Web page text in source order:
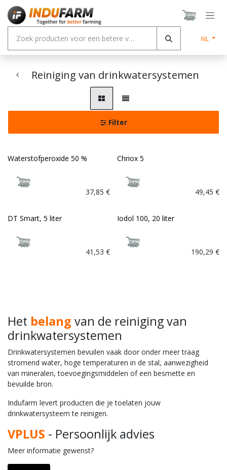
Overslaan naar inhoud
NL
Reiniging van drinkwatersystemen
Filter
Waterstofperoxide 50 %
37,85 €
Bio
Chriox 5
49,45 €
DT Smart, 5 liter
41,53 €
Iodol 100, 20 liter
190,29 €
Het belang van de reiniging van
drinkwatersystemen
Drinkwatersystemen bevuilen vaak door onder meer traag
stromend water, hoge temperaturen in de stal, aanwezigheid
van mineralen, toevoegingsmiddelen of een besmette en
bevuilde bron.
Indufarm levert producten die je toelaten jouw
drinkwatersysteem te reinigen.
VPLUS - Persoonlijk advies
Meer informatie gewenst?